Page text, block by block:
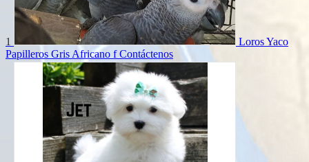
1
Loros Yaco
Papilleros Gris Africano f Contáctenos